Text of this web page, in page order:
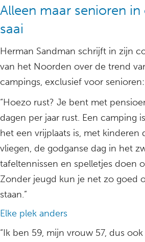
Alleen maar senioren in
saai
Herman Sandman schrijft in zijn
van het Noorden over de trend
campings, exclusief voor
“Hoezo rust? Je bent met
dagen per jaar rust. Een camping
het een vrijplaats is, met kinderen
vliegen, de godganse dag in het
tafeltennissen en spelletjes doen
Zonder jeugd kun je net zo goed
staan.”
Elke plek anders
“Ik ben 59, mijn vrouw 57, dus